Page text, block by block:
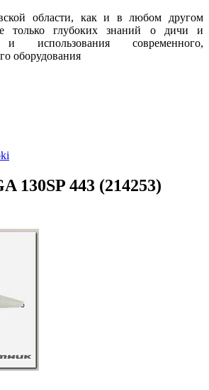
области, как и в любом другом
только глубоких знаний о дичи и
современного,
оборудования
130SP 443 (214253)